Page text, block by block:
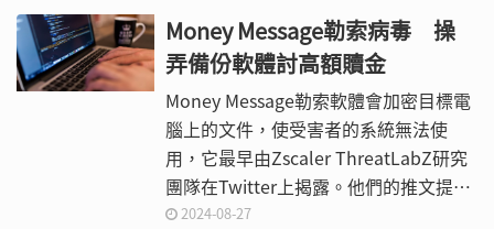
由情境演練說明Grafana的實際案例。
Money Message勒索病毒 操
弄備份軟體討高額贖金
Money Message勒索軟體會加密目標電
腦上的文件，使受害者的系統無法使
用，它最早由Zscaler ThreatLabZ研究
團隊在Twitter上揭露。他們的推文提供
了該惡意軟體的SHA-256雜湊值和暗網
2024-08-27